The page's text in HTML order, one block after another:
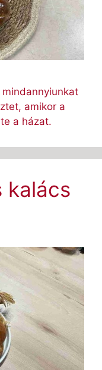
amikor a
a házat.
kalács